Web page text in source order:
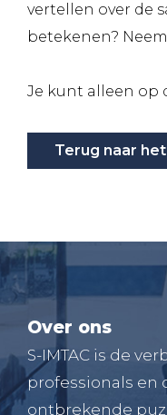
vertellen over de
betekenen?
Je kunt alleen op
Terug naar
Over ons
S-IMTAC is de
professionals en
ontbrekende